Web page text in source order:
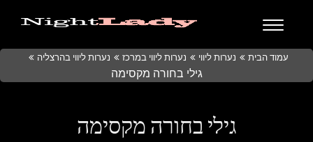
עמוד הבית נערות ליווי נערות ליווי במרכז נערות ליווי בהרצליה
גילי בחורה מקסימה
גילי בחורה מקסימה